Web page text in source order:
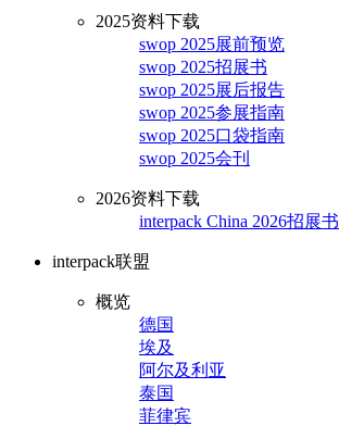
2025资料下载
swop 2025展前预览
swop 2025招展书
swop 2025展后报告
swop 2025参展指南
swop 2025口袋指南
swop 2025会刊
2026资料下载
interpack China 2026招展书
interpack联盟
概览
德国
埃及
阿尔及利亚
泰国
菲律宾